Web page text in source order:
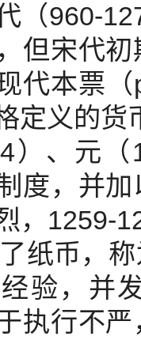
960-
但宋代
代本票
定义的货
）、元
度，并
，1259-
纸币，
验，并
执行不